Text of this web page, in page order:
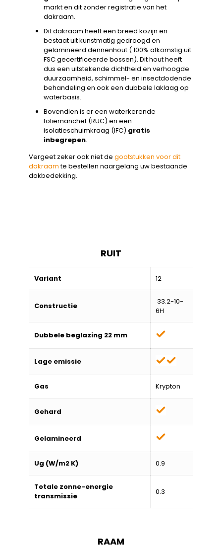
markt en dit zonder registratie van het
dakraam.
Dit dakraam heeft een breed kozijn en
bestaat uit kunstmatig gedroogd en
gelamineerd dennenhout ( 100% afkomstig uit
FSC gecertificeerde bossen). Dit hout heeft
dus een uitstekende dichtheid en verhoogde
duurzaamheid, schimmel- en insectdodende
behandeling en ook een dubbele laklaag op
waterbasis.
Bovendien is er een waterkerende
foliemanchet (RUC) en een
isolatieschuimkraag (IFC) gratis
inbegrepen.
Vergeet zeker ook niet de gootstukken voor dit
dakraamte bestellen naargelang uw bestaande
dakbedekking.
RUIT
Variant 12
Constructie
33.2-10-
6H
Dubbele beglazing 22 mm
Lage emissie
Gas Krypton
Gehard
Gelamineerd
Ug (W/m2 K) 0.9
Totale zonne-energie
transmissie
0.3
RAAM